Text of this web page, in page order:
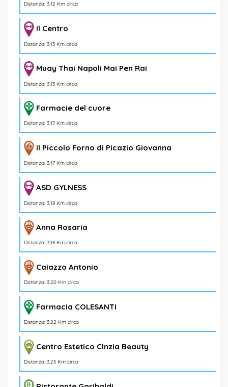
Distanza: 3,12 Km circa
Il Centro
Distanza: 3,13 Km circa
Muay Thai Napoli Mai Pen Rai
Distanza: 3,13 Km circa
Farmacie del cuore
Distanza: 3,17 Km circa
Il Piccolo Forno di Picazio Giovanna
Distanza: 3,17 Km circa
ASD GYLNESS
Distanza: 3,18 Km circa
Anna Rosaria
Distanza: 3,18 Km circa
Caiazzo Antonio
Distanza: 3,20 Km circa
Farmacia COLESANTI
Distanza: 3,22 Km circa
Centro Estetico Clnzia Beauty
Distanza: 3,25 Km circa